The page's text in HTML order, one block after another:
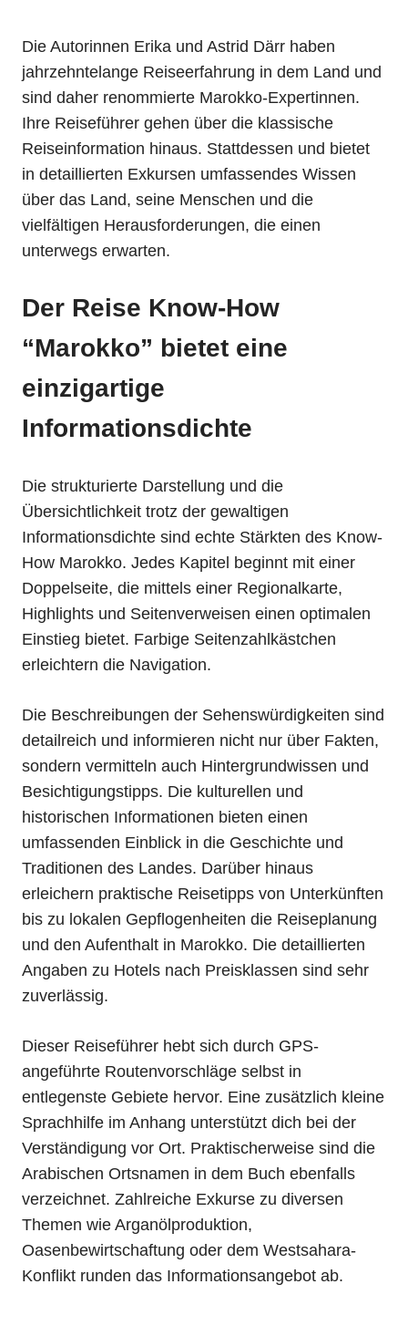
Die Autorinnen Erika und Astrid Därr haben
jahrzehntelange Reiseerfahrung in dem Land und
sind daher renommierte Marokko-Expertinnen.
Ihre Reiseführer gehen über die klassische
Reiseinformation hinaus. Stattdessen und bietet
in detaillierten Exkursen umfassendes Wissen
über das Land, seine Menschen und die
vielfältigen Herausforderungen, die einen
unterwegs erwarten.
Der Reise Know-How
“Marokko” bietet eine
einzigartige
Informationsdichte
Die strukturierte Darstellung und die
Übersichtlichkeit trotz der gewaltigen
Informationsdichte sind echte Stärkten des Know-
How Marokko. Jedes Kapitel beginnt mit einer
Doppelseite, die mittels einer Regionalkarte,
Highlights und Seitenverweisen einen optimalen
Einstieg bietet. Farbige Seitenzahlkästchen
erleichtern die Navigation.
Die Beschreibungen der Sehenswürdigkeiten sind
detailreich und informieren nicht nur über Fakten,
sondern vermitteln auch Hintergrundwissen und
Besichtigungstipps. Die kulturellen und
historischen Informationen bieten einen
umfassenden Einblick in die Geschichte und
Traditionen des Landes. Darüber hinaus
erleichern praktische Reisetipps von Unterkünften
bis zu lokalen Gepflogenheiten die Reiseplanung
und den Aufenthalt in Marokko. Die detaillierten
Angaben zu Hotels nach Preisklassen sind sehr
zuverlässig.
Dieser Reiseführer hebt sich durch GPS-
angeführte Routenvorschläge selbst in
entlegenste Gebiete hervor. Eine zusätzlich kleine
Sprachhilfe im Anhang unterstützt dich bei der
Verständigung vor Ort. Praktischerweise sind die
Arabischen Ortsnamen in dem Buch ebenfalls
verzeichnet. Zahlreiche Exkurse zu diversen
Themen wie Arganölproduktion,
Oasenbewirtschaftung oder dem Westsahara-
Konflikt runden das Informationsangebot ab.